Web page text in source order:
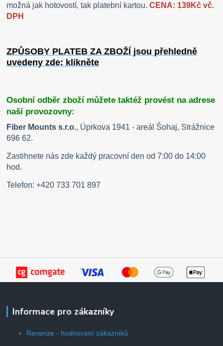
možná jak hotovostí, tak platební kartou.CENA: 139Kč vč.
DPH
ZPŮSOBY PLATEB ZA ZBOŽÍ jsou přehledně
uvedeny zde: klikněte
Osobní odběr zboží můžete taktéž provést na adrese
naší provozovny:
Fiber Mounts s.r.o., Úprkova 1941 - areál Šohaj, Strážnice
696 62.
Zastihnete nás zde každý pracovní den od 7:00 do 14:00
hod.
Telefon: +420 733 701 897
Informace pro zákazníky
Recenze - hodnocení zákazníků